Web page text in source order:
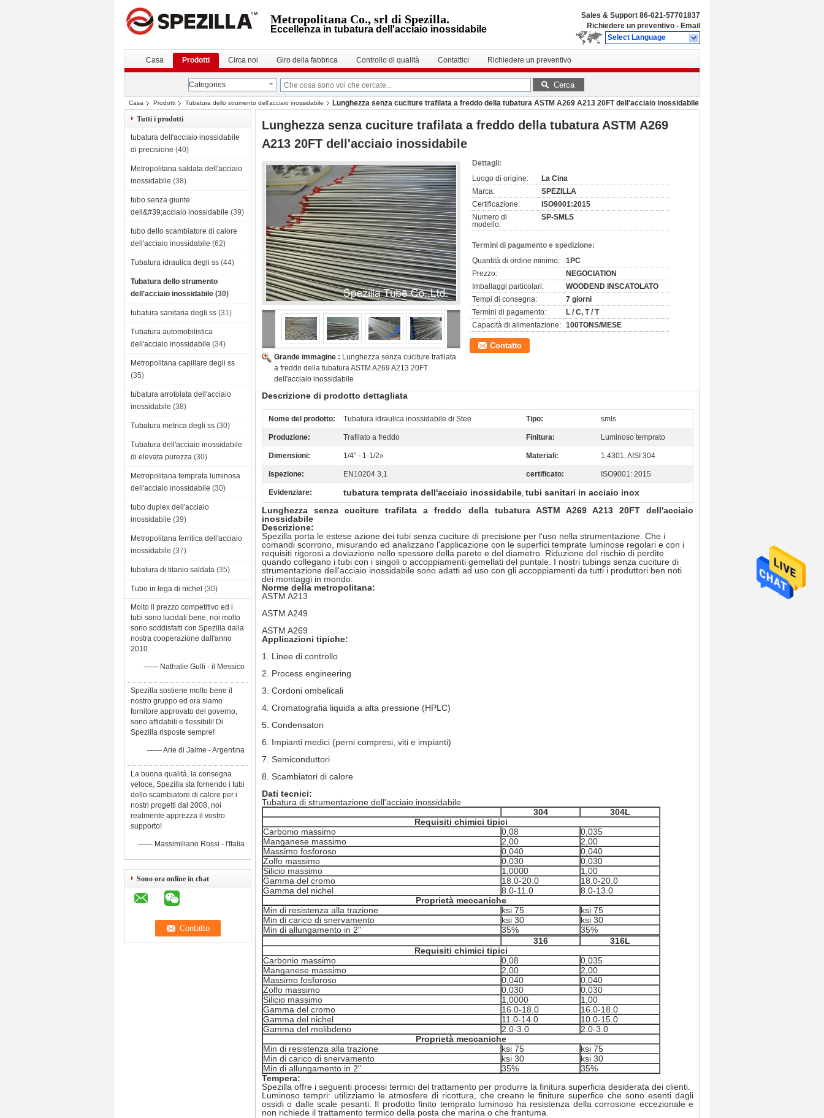
Metropolitana Co., srl di Spezilla.
Eccellenza in tubatura dell'acciaio inossidabile
Sales & Support 86-021-57701837
Richiedere un preventivo - Email
Select Language
Casa Prodotti Circa noi Giro della fabbrica Controllo di qualità Contattici Richiedere un preventivo
Categories Cerca
Casa Prodotti Tubatura dello strumento dell'acciaio inossidabile
Lunghezza senza cuciture trafilata a freddo della tubatura ASTM A269 A213 20FT dell'acciaio inossidabile
Tutti i prodotti
tubatura dell'acciaio inossidabile
di precisione (40)
Metropolitana saldata dell'acciaio
inossidabile (38)
tubo senza giunte
dell&#39;acciaio inossidabile (39)
tubo dello scambiatore di calore
dell'acciaio inossidabile (62)
Tubatura idraulica degli ss (44)
Tubatura dello strumento
dell'acciaio inossidabile (30)
tubatura sanitaria degli ss (31)
Tubatura automobilistica
dell'acciaio inossidabile (34)
Metropolitana capillare degli ss
(35)
tubatura arrotolata dell'acciaio
inossidabile (38)
Tubatura metrica degli ss (30)
Tubatura dell'acciaio inossidabile
di elevata purezza (30)
Metropolitana temprata luminosa
dell'acciaio inossidabile (30)
tubo duplex dell'acciaio
inossidabile (39)
Metropolitana ferritica dell'acciaio
inossidabile (37)
tubatura di titanio saldata (35)
Tubo in lega di nichel (30)
Molto il prezzo competitivo ed i
tubi sono lucidati bene, noi molto
sono soddisfatti con Spezilla dalla
nostra cooperazione dall'anno
2010.
—— Nathalie Gulli - il Messico
Spezilla sostiene molto bene il
nostro gruppo ed ora siamo
fornitore approvato del governo,
sono affidabili e flessibili! Di
Spezilla risposte sempre!
—— Arie di Jaime - Argentina
La buona qualità, la consegna
veloce, Spezilla sta fornendo i tubi
dello scambiatore di calore per i
nostri progetti dal 2008, noi
realmente apprezza il vostro
supporto!
—— Massimiliano Rossi - l'Italia
Sono ora online in chat
Lunghezza senza cuciture trafilata a freddo della tubatura ASTM A269
A213 20FT dell'acciaio inossidabile
Grande immagine : Lunghezza senza cuciture trafilata
a freddo della tubatura ASTM A269 A213 20FT
dell'acciaio inossidabile
Dettagli:
Luogo di origine:
La Cina
Marca:
SPEZILLA
Certificazione:
ISO9001:2015
Numero di
modello:
SP-SMLS
Termini di pagamento e spedizione:
Quantità di ordine minimo:
1PC
Prezzo:
NEGOCIATION
Imballaggi particolari:
WOODEND INSCATOLATO
Tempi di consegna:
7 giorni
Termini di pagamento:
L / C, T / T
Capacità di alimentazione: 100TONS/MESE
Contatto
Descrizione di prodotto dettagliata
Nome del prodotto: Tubatura idraulica inossidabile di Stee Tipo: smls
Produzione: Trafilato a freddo Finitura: Luminoso temprato
Dimensioni: 1/4" - 1-1/2» Materiali: 1,4301, AISI 304
Ispezione: EN10204 3,1 certificato: ISO9001: 2015
Evidenziare: tubatura temprata dell'acciaio inossidabile, tubi sanitari in acciaio inox
Lunghezza senza cuciture trafilata a freddo della tubatura ASTM A269 A213 20FT dell'acciaio
inossidabile
Descrizione:
Spezilla porta le estese azione dei tubi senza cuciture di precisione per l'uso nella strumentazione. Che i
comandi scorrono, misurando ed analizzano l'applicazione con le superfici temprate luminose regolari e con i
requisiti rigorosi a deviazione nello spessore della parete e del diametro. Riduzione del rischio di perdite
quando collegano i tubi con i singoli o accoppiamenti gemellati del puntale. I nostri tubings senza cuciture di
strumentazione dell'acciaio inossidabile sono adatti ad uso con gli accoppiamenti da tutti i produttori ben noti
dei montaggi in mondo.
Norme della metropolitana:
ASTM A213
ASTM A249
ASTM A269
Applicazioni tipiche:
1. Linee di controllo
2. Process engineering
3. Cordoni ombelicali
4. Cromatografia liquida a alta pressione (HPLC)
5. Condensatori
6. Impianti medici (perni compresi, viti e impianti)
7. Semiconduttori
8. Scambiatori di calore
Dati tecnici:
Tubatura di strumentazione dell'acciaio inossidabile
304
304L
Requisiti chimici tipici
Carbonio massimo
0,08
0,035
Manganese massimo
2,00
2,00
Massimo fosforoso
0,040
0,040
Zolfo massimo
0,030
0,030
Silicio massimo
1,0000
1,00
Gamma del cromo
18.0-20.0
18.0-20.0
Gamma del nichel
8.0-11.0
8.0-13.0
Proprietà meccaniche
Min di resistenza alla trazione
ksi 75
ksi 75
Min di carico di snervamento
ksi 30
ksi 30
Min di allungamento in 2"
35%
35%
316
316L
Requisiti chimici tipici
Carbonio massimo
0,08
0,035
Manganese massimo
2,00
2,00
Massimo fosforoso
0,040
0,040
Zolfo massimo
0,030
0,030
Silicio massimo
1,0000
1,00
Gamma del cromo
16.0-18.0
16.0-18.0
Gamma del nichel
11.0-14.0
10.0-15.0
Gamma del molibdeno
2.0-3.0
2.0-3.0
Proprietà meccaniche
Min di resistenza alla trazione
ksi 75
ksi 75
Min di carico di snervamento
ksi 30
ksi 30
Min di allungamento in 2"
35%
35%
Tempera:
Spezilla offre i seguenti processi termici del trattamento per produrre la finitura superficia desiderata dei clienti.
Luminoso tempri: utilizziamo le atmosfere di ricottura, che creano le finiture superfice che sono esenti dagli
ossidi o dalle scale pesanti. Il prodotto finito temprato luminoso ha resistenza della corrosione eccezionale e
non richiede il trattamento termico della posta che marina o che frantuma.